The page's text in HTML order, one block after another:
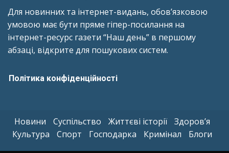
Для новинних та інтернет-видань, обов’язковою
умовою має бути пряме гіпер-посилання на
інтернет-ресурс газети “Наш день” в першому
абзаці, відкрите для пошукових систем.
Політика конфіденційності
Новини Суспільство Життєві історії
Здоров’я
Культура
Спорт Господарка Кримінал Блоги